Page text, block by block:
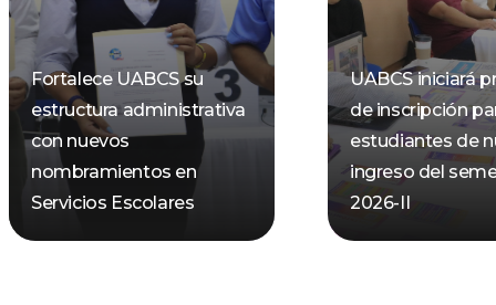
Fortalece UABCS su
estructura administrativa
con nuevos
nombramientos en
Servicios Escolares
UABCS iniciará
de inscripción
estudiantes de
ingreso del
2026-II